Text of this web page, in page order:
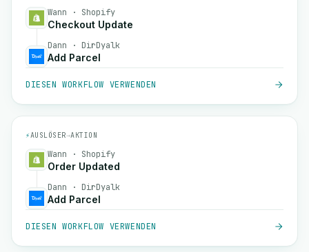
Wann · Shopify
Checkout Update
Dann · DirDyalk
Add Parcel
DIESEN WORKFLOW VERWENDEN
⚡AUSLÖSER→AKTION
Wann · Shopify
Order Updated
Dann · DirDyalk
Add Parcel
DIESEN WORKFLOW VERWENDEN